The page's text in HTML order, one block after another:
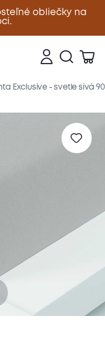
obliečky na
Zavrieť
produktu
Exclusive - svetle sivá